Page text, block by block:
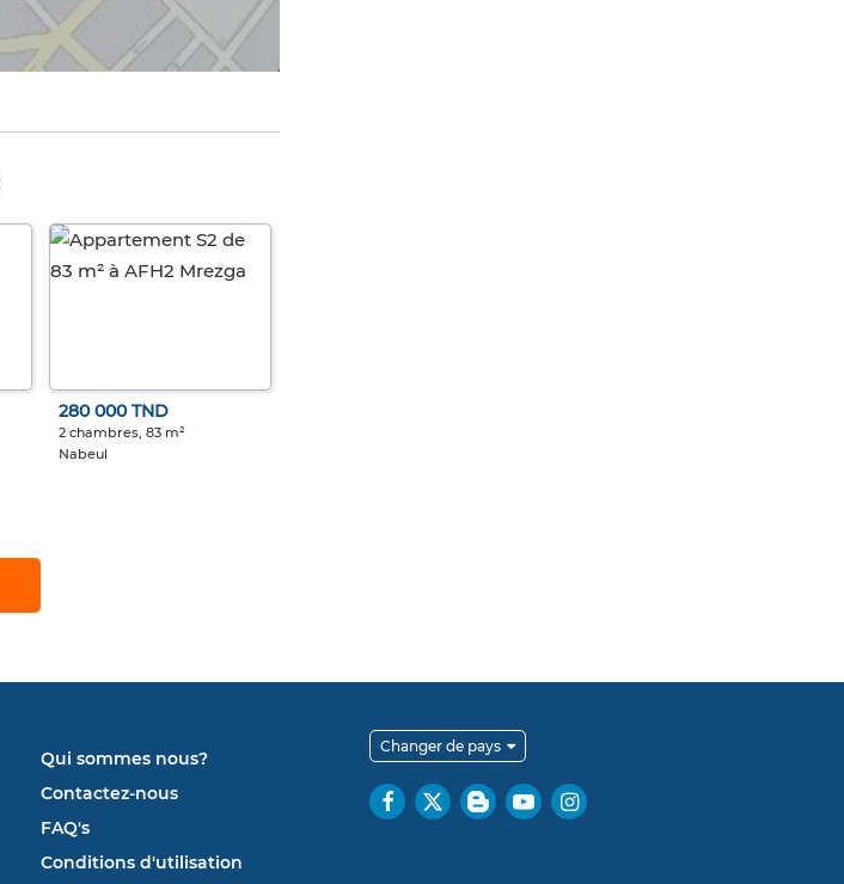
280 000 TND
2 chambres, 83 m²
Nabeul
Qui sommes nous?
Contactez-nous
FAQ's
Conditions d'utilisation
Changer de pays